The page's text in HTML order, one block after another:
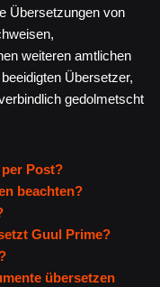
Übersetzungen von
weiteren amtlichen
Übersetzer,
gedolmetscht
Post?
beachten?
Guul Prime?
übersetzen